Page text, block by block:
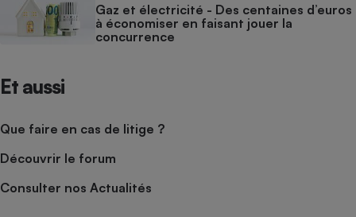
Gaz et électricité - Des centaines d’euros
à économiser en faisant jouer la
concurrence
Et aussi
Que faire en cas de litige ?
Découvrir le forum
Consulter nos Actualités